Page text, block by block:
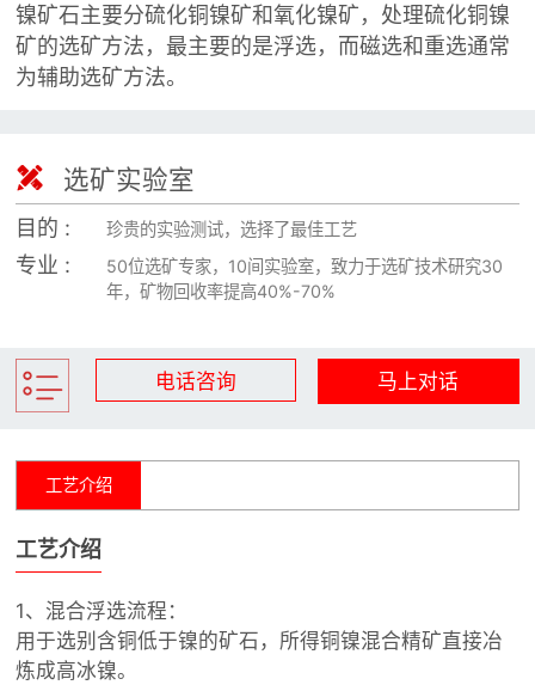
镍矿石主要分硫化铜镍矿和氧化镍矿，处理硫化铜镍
矿的选矿方法，最主要的是浮选，而磁选和重选通常
为辅助选矿方法。
 选矿实验室
目的 : 珍贵的实验测试，选择了最佳工艺
专业 :
50位选矿专家，10间实验室，致力于选矿技术研究30
年，矿物回收率提高40%-70%
电话咨询 马上对话
工艺介绍
工艺介绍
1、混合浮选流程：
用于选别含铜低于镍的矿石，所得铜镍混合精矿直接冶
炼成高冰镍。
 新闻中心
发展历程
 联系我们